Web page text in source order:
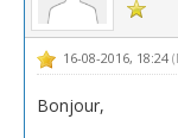
16-08-2016, 18:24
Bonjour,